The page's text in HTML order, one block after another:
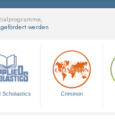
werden
Scholastics Criminon